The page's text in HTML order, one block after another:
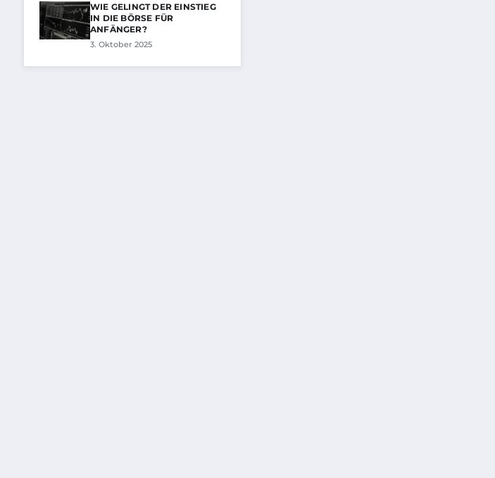
WIE GELINGT DER EINSTIEG
IN DIE BÖRSE FÜR
ANFÄNGER?
3. Oktober 2025